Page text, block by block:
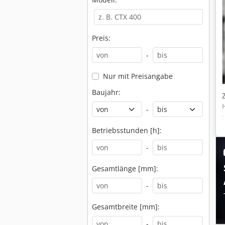
Preis:
-
Nur mit Preisangabe
Baujahr:
-
Betriebsstunden [h]:
-
Gesamtlänge [mm]:
-
Gesamtbreite [mm]: